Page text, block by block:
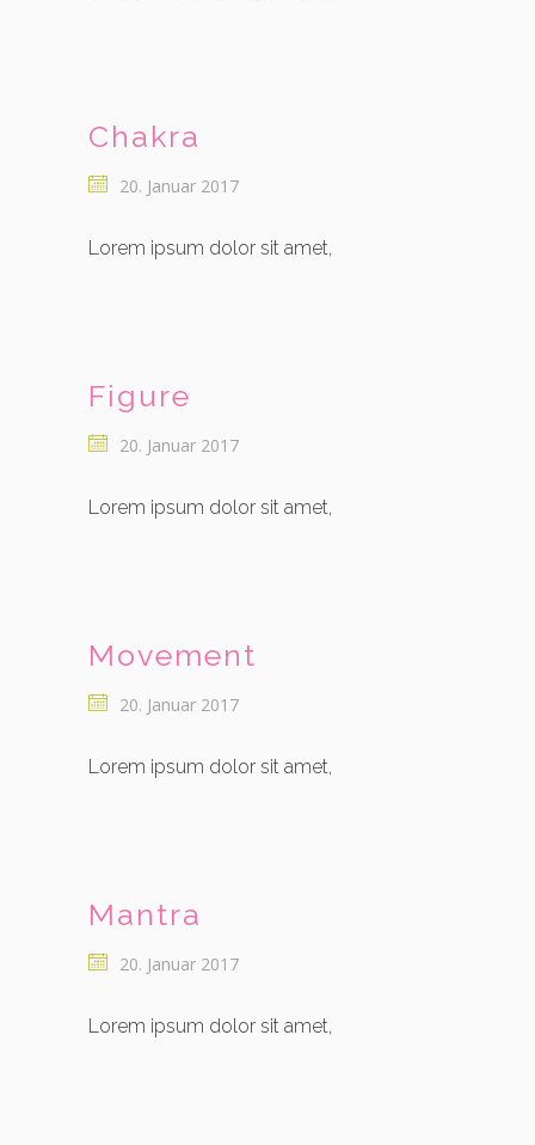
Chakra
20. Januar 2017
Lorem ipsum dolor sit amet,
Figure
20. Januar 2017
Lorem ipsum dolor sit amet,
Movement
20. Januar 2017
Lorem ipsum dolor sit amet,
Mantra
20. Januar 2017
Lorem ipsum dolor sit amet,